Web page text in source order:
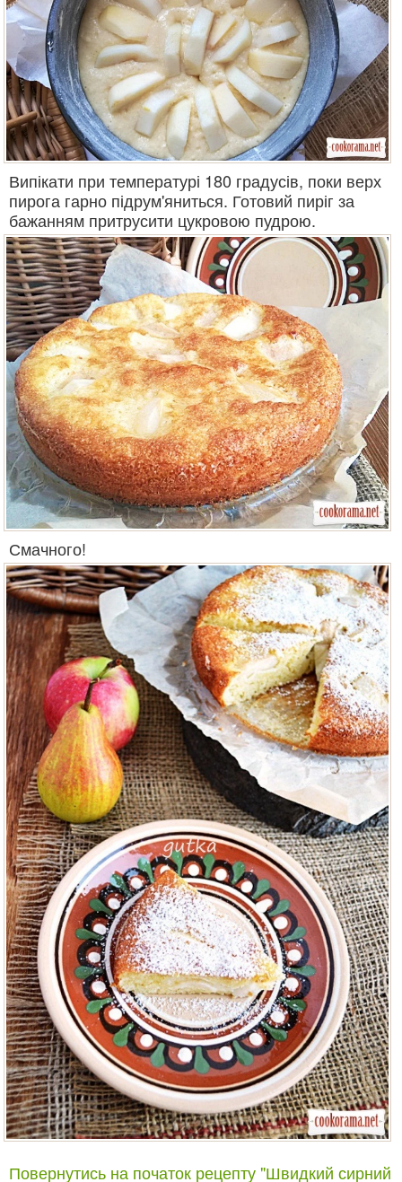
Випікати при температурі 180 градусів, поки верх
пирога гарно підрум'яниться. Готовий пиріг за
бажанням притрусити цукровою пудрою.
Смачного!
Повернутись на початок рецепту "Швидкий сирний